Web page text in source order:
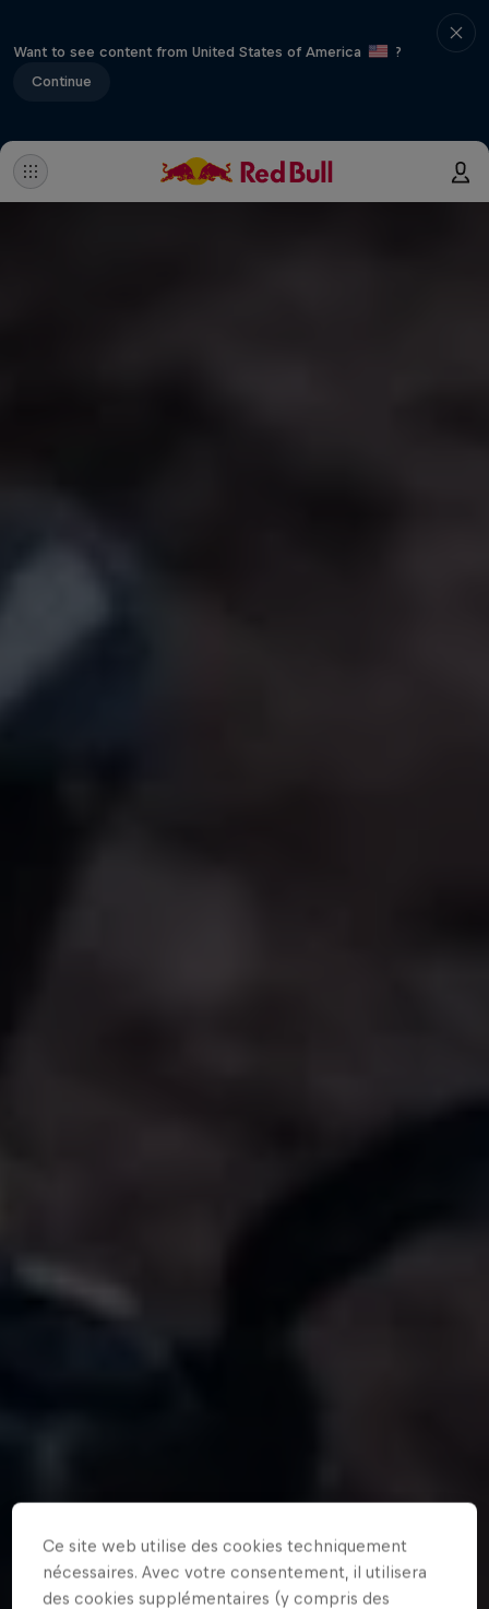
Want to see content from United States of America
?
Continue
Ce site web utilise des cookies techniquement
nécessaires. Avec votre consentement, il utilisera
des cookies supplémentaires (y compris des